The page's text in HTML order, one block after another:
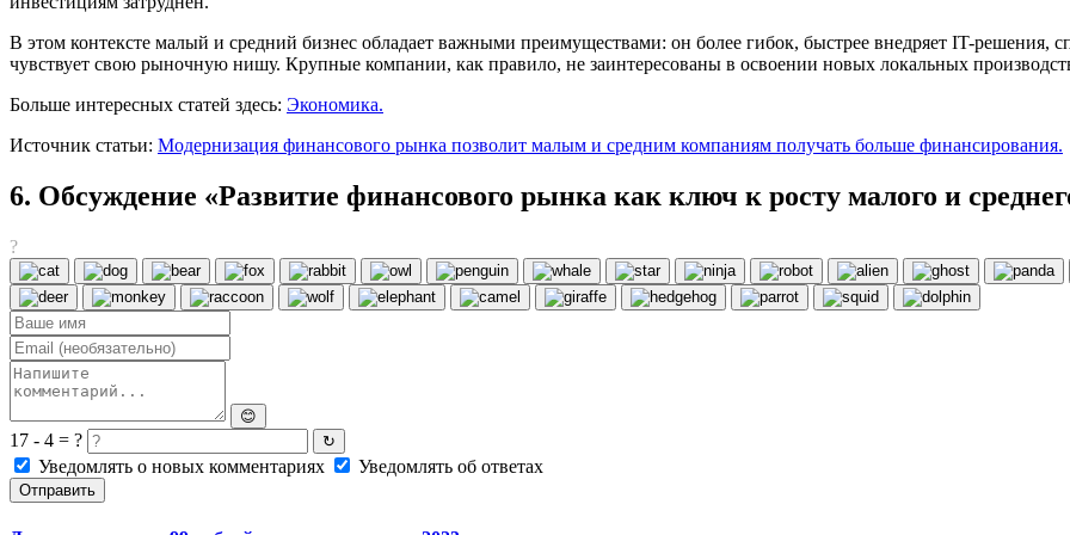
В этом контексте малый и средний бизнес обладает важными преимуществами: он более гибок, быстрее внедряет IT-решения,
чувствует свою рыночную нишу. Крупные компании, как правило, не заинтересованы в освоении новых локальных
Больше интересных статей здесь: Экономика.
Источник статьи: Модернизация финансового рынка позволит малым и средним компаниям получать больше финансирования.
6. Обсуждение «Развитие финансового рынка как ключ к росту малого и
?
😊
17 - 4 = ? ↻
Уведомлять о новых комментариях Уведомлять об ответах
Отправить